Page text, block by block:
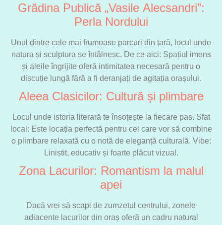
Grădina Publică „Vasile Alecsandri”:
Perla Nordului
Unul dintre cele mai frumoase parcuri din țară, locul unde
natura și sculptura se întâlnesc. De ce aici: Spațiul imens
și aleile îngrijite oferă intimitatea necesară pentru o
discuție lungă fără a fi deranjați de agitația orașului.
Aleea Clasicilor: Cultură și plimbare
Locul unde istoria literară te însoțește la fiecare pas. Sfat
local: Este locația perfectă pentru cei care vor să combine
o plimbare relaxată cu o notă de eleganță culturală. Vibe:
Liniștit, educativ și foarte plăcut vizual.
Zona Lacurilor: Romantism la malul
apei
Dacă vrei să scapi de zumzetul centrului, zonele
adiacente lacurilor din oraș oferă un cadru natural